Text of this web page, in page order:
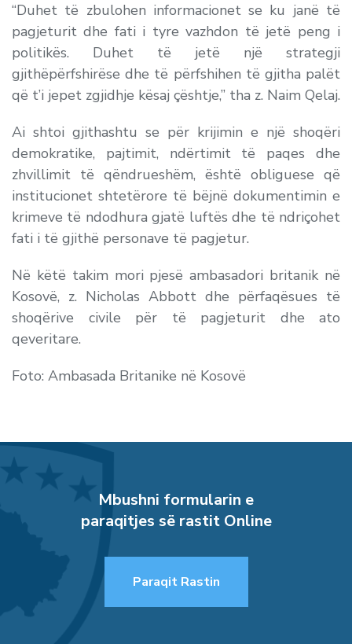
“Duhet të zbulohen informacionet se ku janë të
pagjeturit dhe fati i tyre vazhdon të jetë peng i
politikës. Duhet të jetë një strategji
gjithëpërfshirëse dhe të përfshihen të gjitha palët
që t’i jepet zgjidhje kësaj çështje,” tha z. Naim Qelaj.
Ai shtoi gjithashtu se për krijimin e një shoqëri
demokratike, pajtimit, ndërtimit të paqes dhe
zhvillimit të qëndrueshëm, është obliguese që
institucionet shtetërore të bëjnë dokumentimin e
krimeve të ndodhura gjatë luftës dhe të ndriçohet
fati i të gjithë personave të pagjetur.
Në këtë takim mori pjesë ambasadori britanik në
Kosovë, z. Nicholas Abbott dhe përfaqësues të
shoqërive civile për të pagjeturit dhe ato
qeveritare.
Foto: Ambasada Britanike në Kosovë
Mbushni formularin e
paraqitjes së rastit Online
Paraqit Rastin